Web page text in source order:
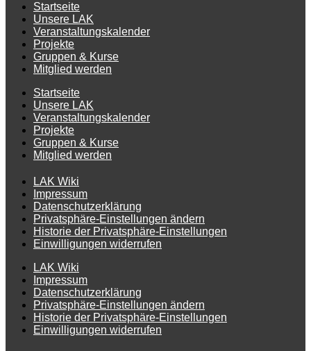
Startseite
Unsere LAK
Veranstaltungskalender
Projekte
Gruppen & Kurse
Mitglied werden
Startseite
Unsere LAK
Veranstaltungskalender
Projekte
Gruppen & Kurse
Mitglied werden
LAK Wiki
Impressum
Datenschutzerklärung
Privatsphäre-Einstellungen ändern
Historie der Privatsphäre-Einstellungen
Einwilligungen widerrufen
LAK Wiki
Impressum
Datenschutzerklärung
Privatsphäre-Einstellungen ändern
Historie der Privatsphäre-Einstellungen
Einwilligungen widerrufen